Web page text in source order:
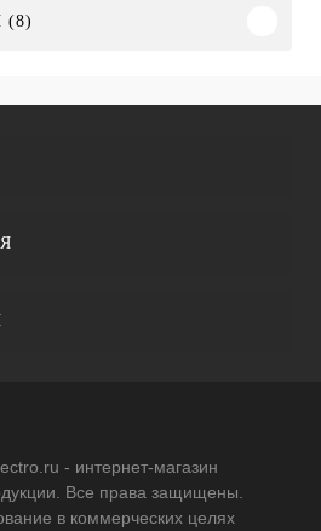
- интернет-магазин
Все права защищены.
в коммерческих целях